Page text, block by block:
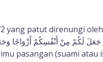
yang patut direnungi oleh